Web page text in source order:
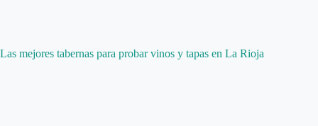
Las mejores tabernas para probar vinos y tapas en La Rioja